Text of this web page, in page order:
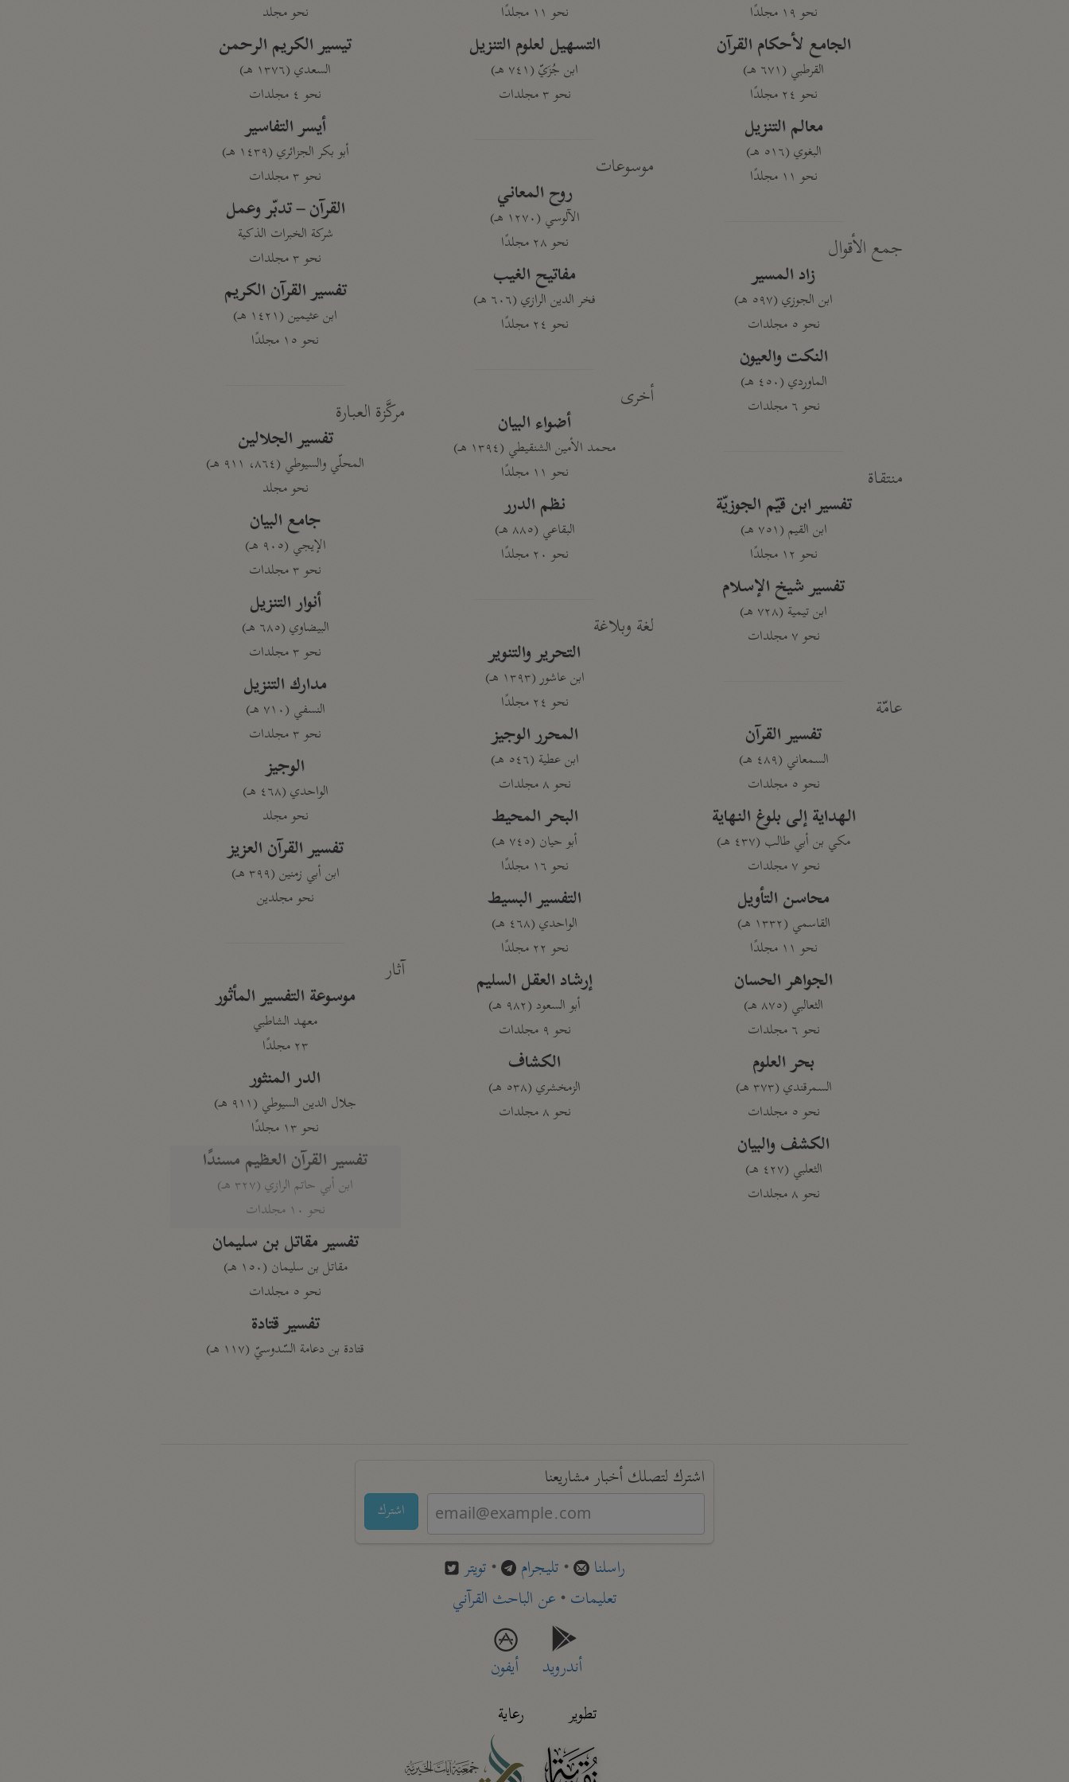
نحو ١٩ مجلدًا
الجامع لأحكام القرآن
القرطبي (٦٧١ هـ)
نحو ٢٤ مجلدًا
معالم التنزيل
البغوي (٥١٦ هـ)
نحو ١١ مجلدًا
جمع الأقوال
زاد المسير
ابن الجوزي (٥٩٧ هـ)
نحو ٥ مجلدات
النكت والعيون
الماوردي (٤٥٠ هـ)
نحو ٦ مجلدات
منتقاة
تفسير ابن قيّم الجوزيّة
ابن القيم (٧٥١ هـ)
نحو ١٢ مجلدًا
تفسير شيخ الإسلام
ابن تيمية (٧٢٨ هـ)
نحو ٧ مجلدات
عامّة
تفسير القرآن
السمعاني (٤٨٩ هـ)
نحو ٥ مجلدات
الهداية إلى بلوغ النهاية
مكي بن أبي طالب (٤٣٧ هـ)
نحو ٧ مجلدات
محاسن التأويل
القاسمي (١٣٣٢ هـ)
نحو ١١ مجلدًا
الجواهر الحسان
الثعالبي (٨٧٥ هـ)
نحو ٦ مجلدات
بحر العلوم
السمرقندي (٣٧٣ هـ)
نحو ٥ مجلدات
الكشف والبيان
الثعلبي (٤٢٧ هـ)
نحو ٨ مجلدات
نحو ١١ مجلدًا
التسهيل لعلوم التنزيل
ابن جُزَيّ (٧٤١ هـ)
نحو ٣ مجلدات
موسوعات
روح المعاني
الآلوسي (١٢٧٠ هـ)
نحو ٢٨ مجلدًا
مفاتيح الغيب
فخر الدين الرازي (٦٠٦ هـ)
نحو ٢٤ مجلدًا
أخرى
أضواء البيان
محمد الأمين الشنقيطي (١٣٩٤ هـ)
نحو ١١ مجلدًا
نظم الدرر
البقاعي (٨٨٥ هـ)
نحو ٢٠ مجلدًا
لغة وبلاغة
التحرير والتنوير
ابن عاشور (١٣٩٣ هـ)
نحو ٢٤ مجلدًا
المحرر الوجيز
ابن عطية (٥٤٦ هـ)
نحو ٨ مجلدات
البحر المحيط
أبو حيان (٧٤٥ هـ)
نحو ١٦ مجلدًا
التفسير البسيط
الواحدي (٤٦٨ هـ)
نحو ٢٢ مجلدًا
إرشاد العقل السليم
أبو السعود (٩٨٢ هـ)
نحو ٩ مجلدات
الكشاف
الزمخشري (٥٣٨ هـ)
نحو ٨ مجلدات
نحو مجلد
تيسير الكريم الرحمن
السعدي (١٣٧٦ هـ)
نحو ٤ مجلدات
أيسر التفاسير
أبو بكر الجزائري (١٤٣٩ هـ)
نحو ٣ مجلدات
القرآن – تدبّر وعمل
شركة الخبرات الذكية
نحو ٣ مجلدات
تفسير القرآن الكريم
ابن عثيمين (١٤٢١ هـ)
نحو ١٥ مجلدًا
مركَّزة العبارة
تفسير الجلالين
المحلّي والسيوطي (٨٦٤، ٩١١ هـ)
نحو مجلد
جامع البيان
الإيجي (٩٠٥ هـ)
نحو ٣ مجلدات
أنوار التنزيل
البيضاوي (٦٨٥ هـ)
نحو ٣ مجلدات
مدارك التنزيل
النسفي (٧١٠ هـ)
نحو ٣ مجلدات
الوجيز
الواحدي (٤٦٨ هـ)
نحو مجلد
تفسير القرآن العزيز
ابن أبي زمنين (٣٩٩ هـ)
نحو مجلدين
آثار
موسوعة التفسير المأثور
معهد الشاطبي
٢٣ مجلدًا
الدر المنثور
جلال الدين السيوطي (٩١١ هـ)
نحو ١٣ مجلدًا
تفسير القرآن العظيم مسندًا
ابن أبي حاتم الرازي (٣٢٧ هـ)
نحو ١٠ مجلدات
تفسير مقاتل بن سليمان
مقاتل بن سليمان (١٥٠ هـ)
نحو ٥ مجلدات
تفسير قتادة
قتادة بن دعامة السّدوسيّ (١١٧ هـ)
اشترك لتصلك أخبار مشاريعنا
اشترك
راسلنا • تليجرام • تويتر
تعليمات• عن الباحث القرآني
أندرويد
أيفون
تطوير
رعاية